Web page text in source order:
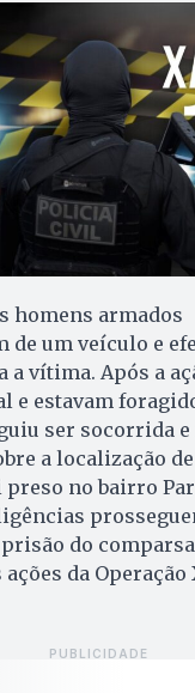
homens armados
de um veículo e
vítima. Após a
e estavam
ser socorrida e
a localização
no bairro
do
da Operação